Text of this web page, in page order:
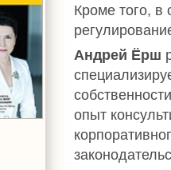
Кроме того, в
Андрей Ёрш
опыт